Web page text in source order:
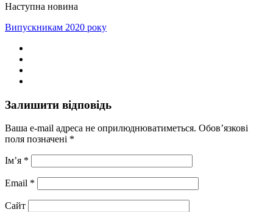
Наступна новина
Випускникам 2020 року
Залишити відповідь
Ваша e-mail адреса не оприлюднюватиметься. Обов’язкові
поля позначені *
Ім’я *
Email *
Сайт